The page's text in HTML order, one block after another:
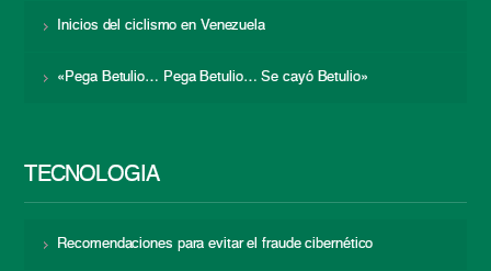
Inicios del ciclismo en Venezuela
«Pega Betulio… Pega Betulio… Se cayó Betulio»
TECNOLOGÍA
Recomendaciones para evitar el fraude cibernético